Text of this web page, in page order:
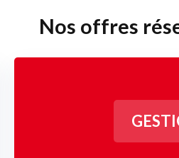
Nos offres